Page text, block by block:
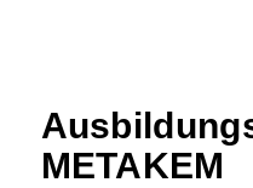
METAKEM